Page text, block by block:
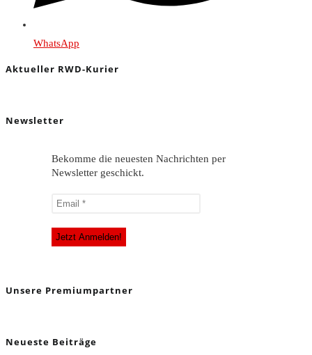
WhatsApp
Aktueller RWD-Kurier
Newsletter
Bekomme die neuesten Nachrichten per
Newsletter geschickt.
Unsere Premiumpartner
Neueste Beiträge